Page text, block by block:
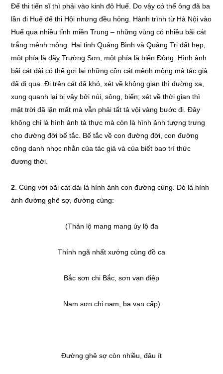
Để thi tiến sĩ thì phải vào kinh đô Huế. Do vậy có thể ông đã ba
lần đi Huế để thi Hội nhưng đều hỏng. Hành trình từ Hà Nội vào
Huế qua nhiều tỉnh miền Trung – những vùng có nhiều bãi cát
trắng mênh mông. Hai tỉnh Quảng Bình và Quảng Trị đất hẹp,
một phía là dãy Trường Sơn, một phía là biển Đông. Hình ảnh
bãi cát dài có thể gợi lại những cồn cát mênh mông mà tác giả
đã đi qua. Đi trên cát đã khó, xét về không gian thì đường xa,
xung quanh lại bị vây bởi núi, sông, biển; xét về thời gian thì
mặt trời đã lặn mất mà vẫn phải tất tả vội vàng bước đi. Đây
không chỉ là hình ảnh tả thực mà còn là hình ảnh tượng trưng
cho đường đời bế tắc. Bế tắc về con đường đời, con đường
công danh nhọc nhằn của tác giả và của biết bao trí thức
đương thời.
2 . Cùng với bãi cát dài là hình ảnh con đường cùng. Đó là hình
ảnh đường ghê sợ, đường cùng:
(Thản lộ mang mang úy lộ đa
Thính ngã nhất xướng cùng đồ ca
Bắc sơn chi Bắc, sơn vạn điệp
Nam sơn chi nam, ba vạn cấp)
Đường ghê sợ còn nhiều, đâu ít